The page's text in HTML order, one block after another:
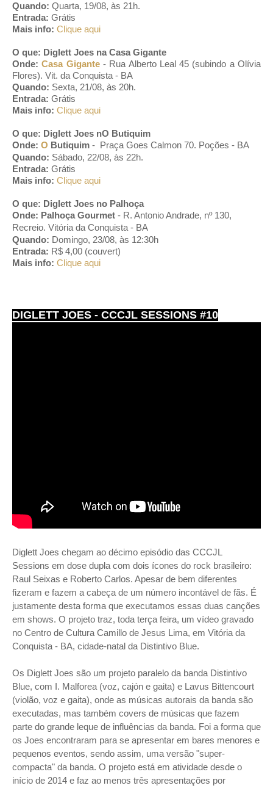
Quando: Quarta, 19/08, às 21h.
Entrada: Grátis
Mais info: Clique aqui
O que: Diglett Joes na Casa Gigante
Onde: Casa Gigante- Rua Alberto Leal 45 (subindo a Olívia
Flores). Vit. da Conquista - BA
Quando: Sexta, 21/08, às 20h.
Entrada: Grátis
Mais info: Clique aqui
O que: Diglett Joes nO Butiquim
Onde: O Butiquim - Praça Goes Calmon 70. Poções - BA
Quando: Sábado, 22/08, às 22h.
Entrada: Grátis
Mais info: Clique aqui
O que: Diglett Joes no Palhoça
Onde: Palhoça Gourmet - R. Antonio Andrade, nº 130,
Recreio. Vitória da Conquista - BA
Quando: Domingo, 23/08, às 12:30h
Entrada: R$ 4,00 (couvert)
Mais info: Clique aqui
DIGLETT JOES - CCCJL SESSIONS #10
Diglett Joes chegam ao décimo episódio das CCCJL
Sessions em dose dupla com dois ícones do rock brasileiro:
Raul Seixas e Roberto Carlos. Apesar de bem diferentes
fizeram e fazem a cabeça de um número incontável de fãs. É
justamente desta forma que executamos essas duas canções
em shows. O projeto traz, toda terça feira, um vídeo gravado
no Centro de Cultura Camillo de Jesus Lima, em Vitória da
Conquista - BA, cidade-natal da Distintivo Blue.
Os Diglett Joes são um projeto paralelo da banda Distintivo
Blue, com I. Malforea (voz, cajón e gaita) e Lavus Bittencourt
(violão, voz e gaita), onde as músicas autorais da banda são
executadas, mas também covers de músicas que fazem
parte do grande leque de influências da banda. Foi a forma que
os Joes encontraram para se apresentar em bares menores e
pequenos eventos, sendo assim, uma versão "super-
compacta" da banda. O projeto está em atividade desde o
início de 2014 e faz ao menos três apresentações por